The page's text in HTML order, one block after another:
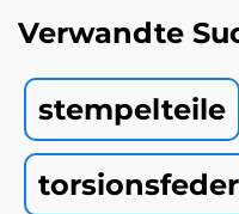
Verwandte
stempelteile
torsionsfeder